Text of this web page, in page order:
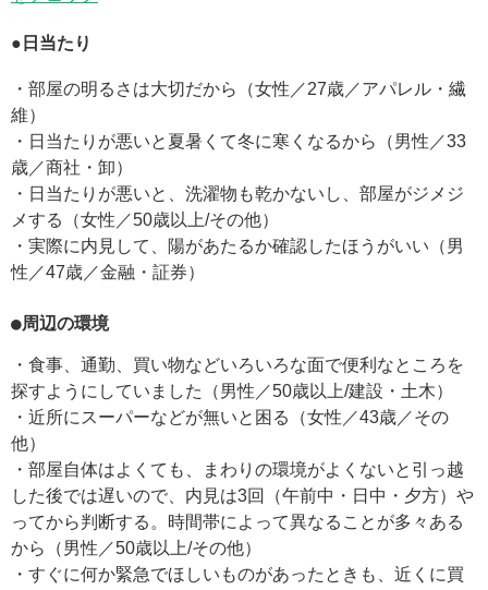
●日当たり
・部屋の明るさは大切だから（女性／27歳／アパレル・繊
維）
・日当たりが悪いと夏暑くて冬に寒くなるから（男性／33
歳／商社・卸）
・日当たりが悪いと、洗濯物も乾かないし、部屋がジメジ
メする（女性／50歳以上/その他）
・実際に内見して、陽があたるか確認したほうがいい（男
性／47歳／金融・証券）
●周辺の環境
・食事、通勤、買い物などいろいろな面で便利なところを
探すようにしていました（男性／50歳以上/建設・土木）
・近所にスーパーなどが無いと困る（女性／43歳／その
他）
・部屋自体はよくても、まわりの環境がよくないと引っ越
した後では遅いので、内見は3回（午前中・日中・夕方）や
ってから判断する。時間帯によって異なることが多々ある
から（男性／50歳以上/その他）
・すぐに何か緊急でほしいものがあったときも、近くに買